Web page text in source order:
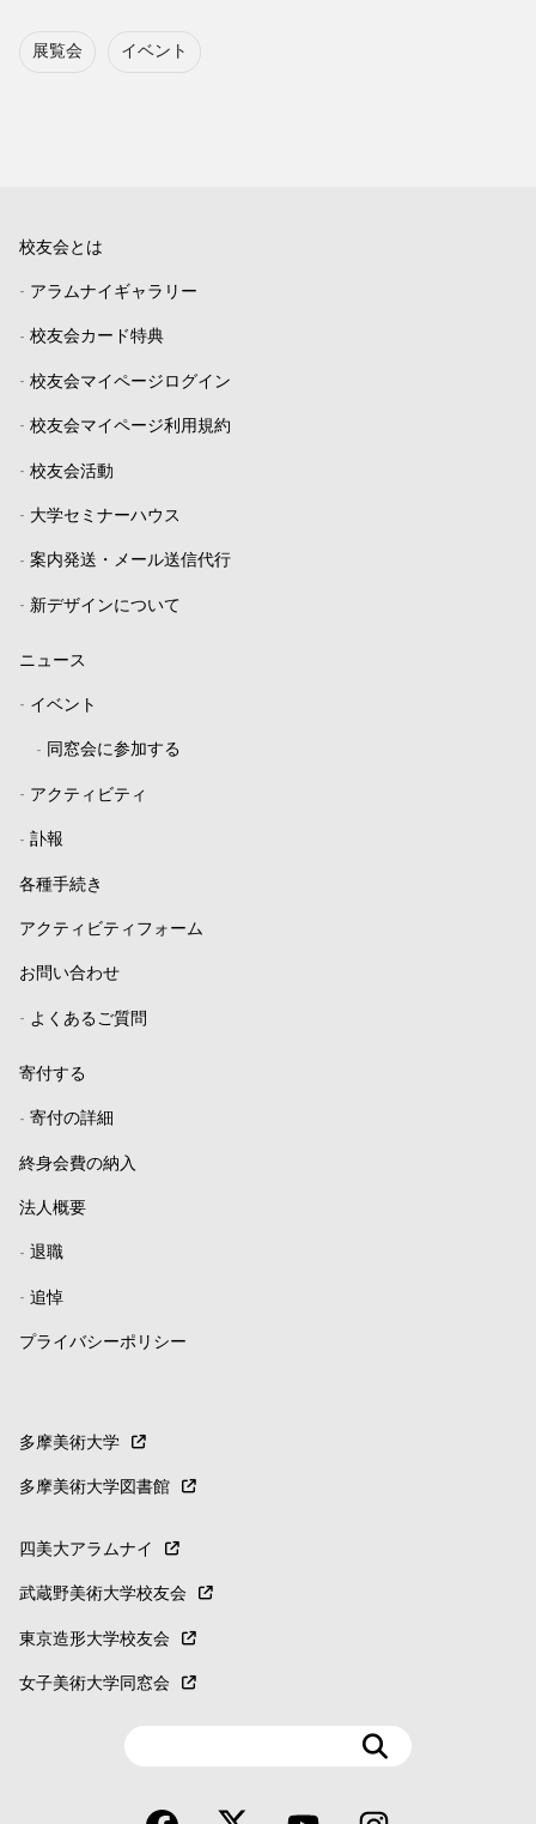
展覧会 イベント
校友会とは
- アラムナイギャラリー
- 校友会カード特典
- 校友会マイページログイン
- 校友会マイページ利用規約
- 校友会活動
- 大学セミナーハウス
- 案内発送・メール送信代行
- 新デザインについて
ニュース
- イベント
- 同窓会に参加する
- アクティビティ
- 訃報
各種手続き
アクティビティフォーム
お問い合わせ
- よくあるご質問
寄付する
- 寄付の詳細
終身会費の納入
法人概要
- 退職
- 追悼
プライバシーポリシー
多摩美術大学
多摩美術大学図書館
四美大アラムナイ
武蔵野美術大学校友会
東京造形大学校友会
女子美術大学同窓会